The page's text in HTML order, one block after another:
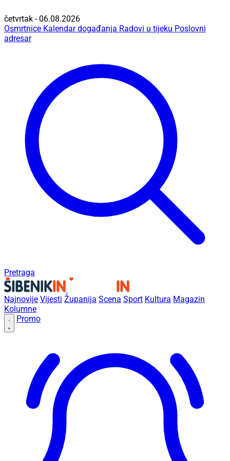
četvrtak - 06.08.2026
Osmrtnice Kalendar događanja Radovi u tijeku Poslovni
adresar
Pretraga
Najnovije Vijesti Županija Scena Sport Kultura Magazin
Kolumne
Promo